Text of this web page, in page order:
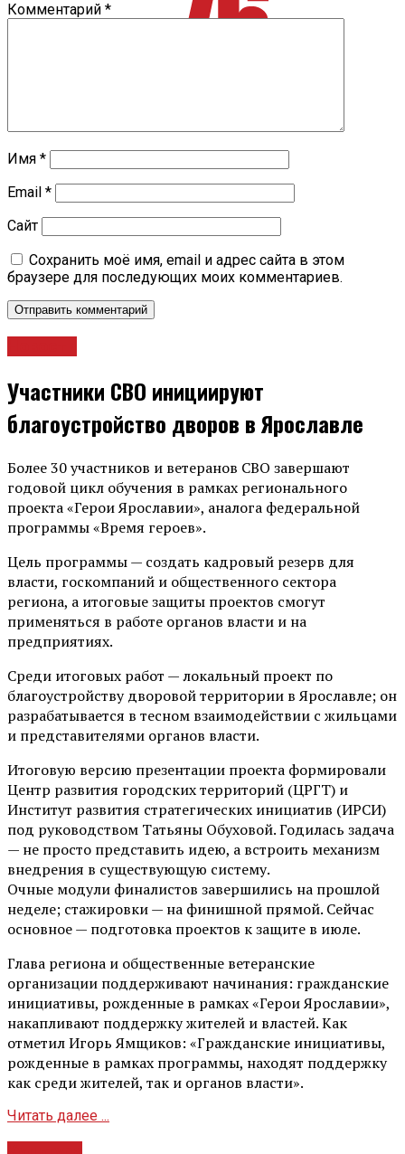
Комментарий *
Имя *
Email *
Сайт
Сохранить моё имя, email и адрес сайта в этом
браузере для последующих моих комментариев.
Участники СВО инициируют
благоустройство дворов в Ярославле
Более 30 участников и ветеранов СВО завершают
годовой цикл обучения в рамках регионального
проекта «Герои Ярославии», аналога федеральной
программы «Время героев».
Цель программы — создать кадровый резерв для
власти, госкомпаний и общественного сектора
региона, а итоговые защиты проектов смогут
применяться в работе органов власти и на
предприятиях.
Среди итоговых работ — локальный проект по
благоустройству дворовой территории в Ярославле; он
разрабатывается в тесном взаимодействии с жильцами
и представителями органов власти.
Итоговую версию презентации проекта формировали
Центр развития городских территорий (ЦРГТ) и
Институт развития стратегических инициатив (ИРСИ)
под руководством Татьяны Обуховой. Годилась задача
— не просто представить идею, а встроить механизм
внедрения в существующую систему.
Очные модули финалистов завершились на прошлой
неделе; стажировки — на финишной прямой. Сейчас
основное — подготовка проектов к защите в июле.
Глава региона и общественные ветеранские
организации поддерживают начинания: гражданские
инициативы, рожденные в рамках «Герои Ярославии»,
накапливают поддержку жителей и властей. Как
отметил Игорь Ямщиков: «Гражданские инициативы,
рожденные в рамках программы, находят поддержку
как среди жителей, так и органов власти».
Читать далее ...